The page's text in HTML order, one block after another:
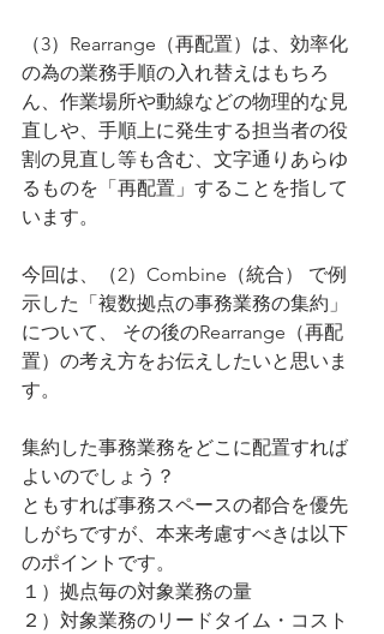
（3）Rearrange（再配置）は、効率化
の為の業務手順の入れ替えはもちろ
ん、作業場所や動線などの物理的な見
直しや、手順上に発生する担当者の役
割の見直し等も含む、文字通りあらゆ
るものを「再配置」することを指して
います。
今回は、（2）Combine（統合） で例
示した「複数拠点の事務業務の集約」
について、 その後のRearrange（再配
置）の考え方をお伝えしたいと思いま
す。
集約した事務業務をどこに配置すれば
よいのでしょう？
ともすれば事務スペースの都合を優先
しがちですが、本来考慮すべきは以下
のポイントです。
１）拠点毎の対象業務の量
２）対象業務のリードタイム・コスト